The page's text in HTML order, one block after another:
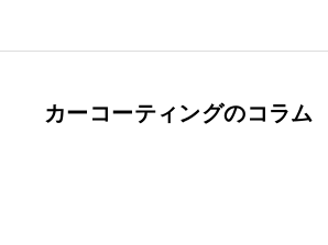
カーコーティングのコラム